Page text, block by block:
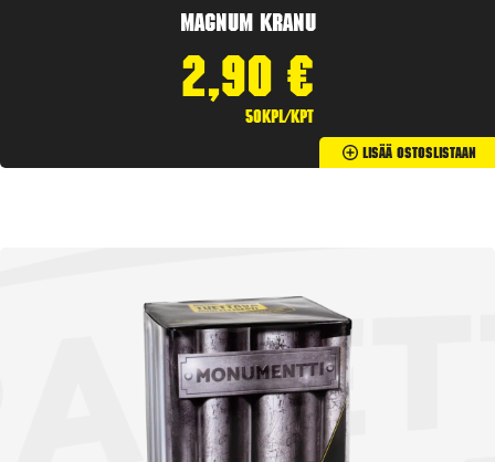
Magnum Kranu
2,90 €
50kpl/kpt
Lisää Ostoslistaan